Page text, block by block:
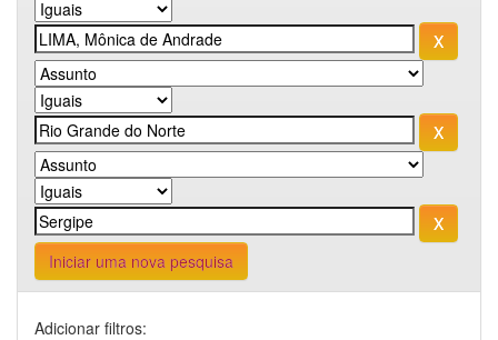
Iniciar uma nova pesquisa
Adicionar filtros: